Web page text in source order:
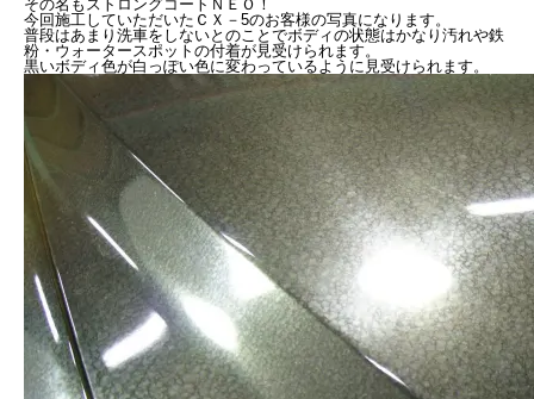
その名もストロングコートＮＥＯ！
今回施工していただいたＣＸ－5のお客様の写真になります。
普段はあまり洗車をしないとのことでボディの状態はかなり汚れや鉄
粉・ウォータースポットの付着が見受けられます。
黒いボディ色が白っぽい色に変わっているように見受けられます。